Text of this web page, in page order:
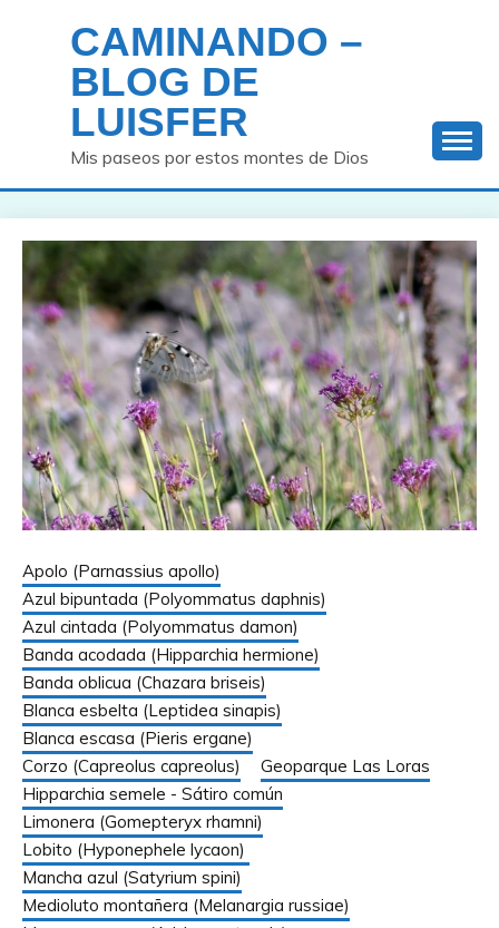
contenido
CAMINANDO –
BLOG DE
LUISFER
Mis paseos por estos montes de Dios
Apolo (Parnassius apollo)
Azul bipuntada (Polyommatus daphnis)
Azul cintada (Polyommatus damon)
Banda acodada (Hipparchia hermione)
Banda oblicua (Chazara briseis)
Blanca esbelta (Leptidea sinapis)
Blanca escasa (Pieris ergane)
Corzo (Capreolus capreolus)
Geoparque Las Loras
Hipparchia semele - Sátiro común
Limonera (Gomepteryx rhamni)
Lobito (Hyponephele lycaon)
Mancha azul (Satyrium spini)
Medioluto montañera (Melanargia russiae)